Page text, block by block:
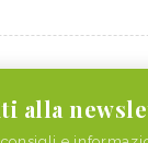
alla